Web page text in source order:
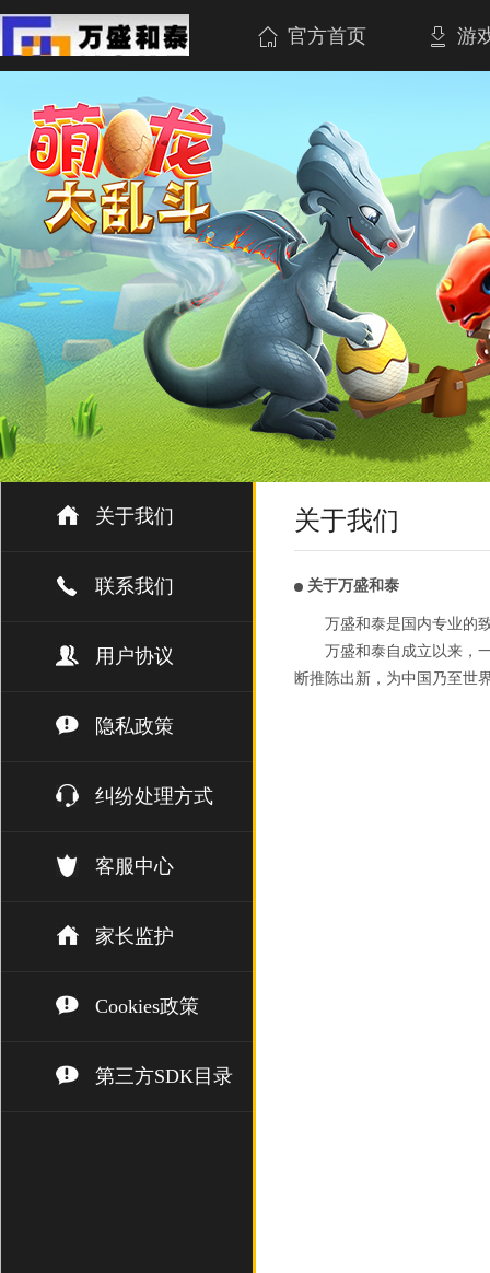
官方首页 游
关于我们
联系我们
用户协议
隐私政策
纠纷处理方式
客服中心
家长监护
Cookies政策
第三方SDK目录
关于我们
关于万盛和泰
万盛和泰是国内专业的
万盛和泰自成立以来，
断推陈出新，为中国乃至世